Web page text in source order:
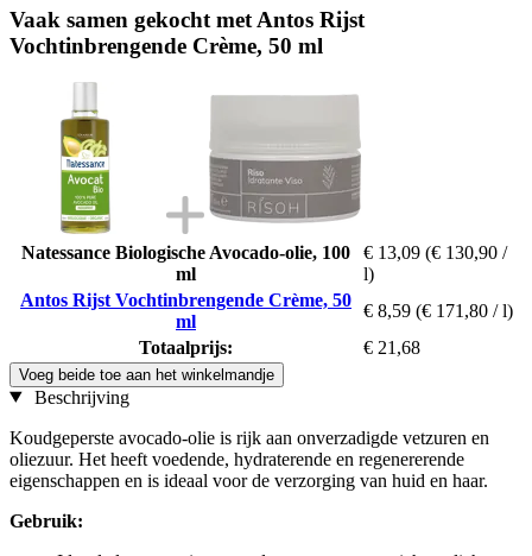
Vaak samen gekocht met Antos Rijst
Vochtinbrengende Crème, 50 ml
Natessance Biologische Avocado-olie, 100
ml
€ 13,09 (€ 130,90 /
l)
Antos Rijst Vochtinbrengende Crème, 50
ml
€ 8,59 (€ 171,80 / l)
Totaalprijs:
€ 21,68
Voeg beide toe aan het winkelmandje
Beschrijving
Koudgeperste avocado-olie is rijk aan onverzadigde vetzuren en
oliezuur. Het heeft voedende, hydraterende en regenererende
eigenschappen en is ideaal voor de verzorging van huid en haar.
Gebruik: